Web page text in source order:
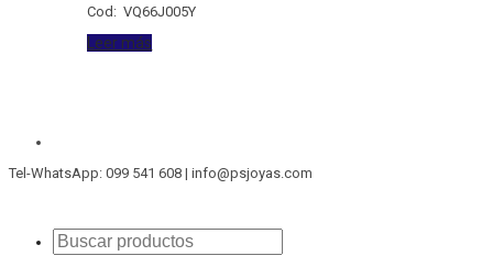
Cod: VQ66J005Y
Leer más
Tel-WhatsApp: 099 541 608 | info@psjoyas.com